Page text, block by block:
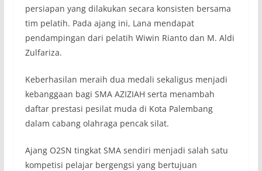
persiapan yang dilakukan secara konsisten bersama
tim pelatih. Pada ajang ini, Lana mendapat
pendampingan dari pelatih Wiwin Rianto dan M. Aldi
Zulfariza.
Keberhasilan meraih dua medali sekaligus menjadi
kebanggaan bagi SMA AZIZIAH serta menambah
daftar prestasi pesilat muda di Kota Palembang
dalam cabang olahraga pencak silat.
Ajang O2SN tingkat SMA sendiri menjadi salah satu
kompetisi pelajar bergengsi yang bertujuan